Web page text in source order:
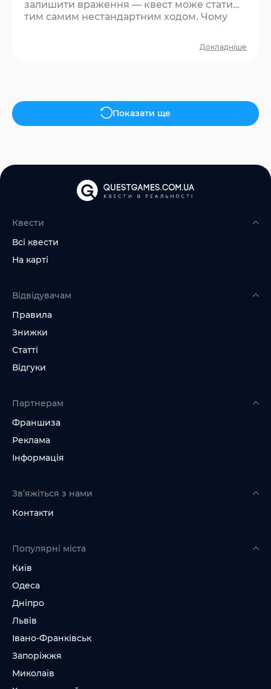
залишити враження — квест може стати
тим самим нестандартним ходом. Чому
дівчат не чекають такої пропозиції — і вже
необхідності бути ідеальним. Є гра, є
атмосфера, є спонтанні реакції — а саме
вони запам’ятовуються….
Докладніше
Показати ще
Квести
Всі квести
На карті
Відвідувачам
Правила
Знижки
Статті
Відгуки
Партнерам
Франшиза
Реклама
Інформація
Зв’яжіться з нами
Контакти
Популярні міста
Київ
Одеса
Дніпро
Львів
Івано-Франківськ
Запоріжжя
Миколаїв